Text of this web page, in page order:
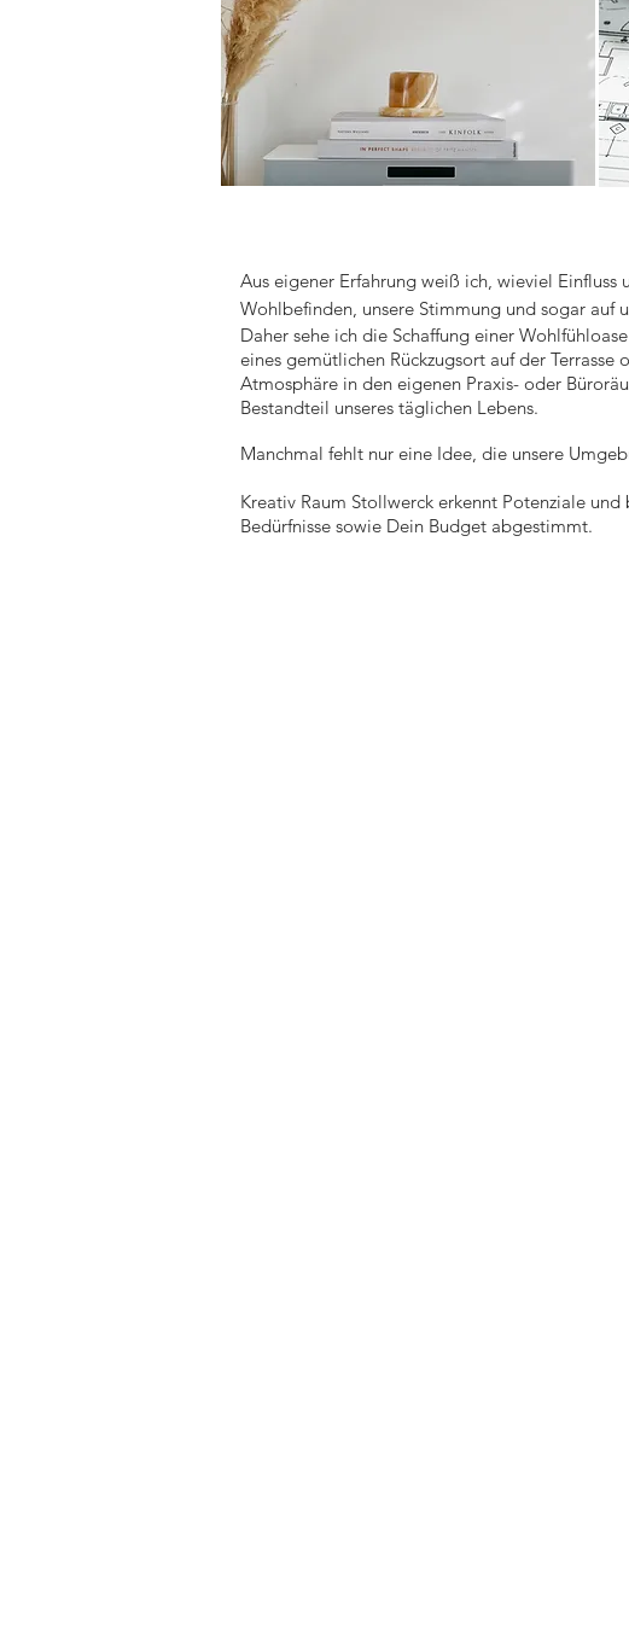
Aus eigener Erfahrung weiß ich, wieviel Einfluss
Wohlbefinden, unsere Stimmung und sogar auf
Daher sehe ich die Schaffung einer
eines gemütlichen Rückzugsort auf der Terrasse
Atmosphäre in den eigenen Praxis- oder
Bestandteil unseres täglichen Lebens.
Manchmal fehlt nur eine Idee, die unsere
Kreativ Raum Stollwerck erkennt Potenziale
Bedürfnisse sowie Dein Budget abgestimmt.